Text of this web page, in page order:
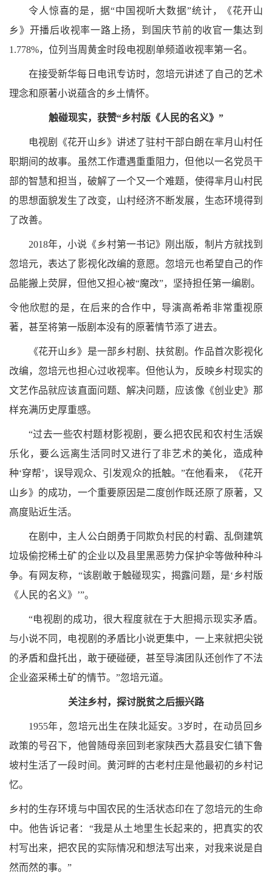
令人惊喜的是，据“中国视听大数据”统计，《花开山
乡》开播后收视率一路上扬，到国庆节前的收官一集达到
1.778%，位列当周黄金时段电视剧单频道收视率第一名。
在接受新华每日电讯专访时，忽培元讲述了自己的艺术
理念和原著小说蕴含的乡土情怀。
触碰现实，获赞“乡村版《人民的名义》”
电视剧《花开山乡》讲述了驻村干部白朗在芈月山村任
职期间的故事。虽然工作遭遇重重阻力，但他以一名党员干
部的智慧和担当，破解了一个又一个难题，使得芈月山村民
的思想面貌发生了改变，山村经济不断发展，生态环境得到
了改善。
2018年，小说《乡村第一书记》刚出版，制片方就找到
忽培元，表达了影视化改编的意愿。忽培元也希望自己的作
品能搬上荧屏，但他又担心被“魔改”，坚持担任第一编剧。
令他欣慰的是，在后来的合作中，导演高希希非常重视原
著，甚至将第一版剧本没有的原著情节添了进去。
《花开山乡》是一部乡村剧、扶贫剧。作品首次影视化
改编，忽培元也担心过收视率。但他认为，反映乡村现实的
文艺作品就应该直面问题、解决问题，应该像《创业史》那
样充满历史厚重感。
“过去一些农村题材影视剧，要么把农民和农村生活娱
乐化，要么远离生活同时又进行了非艺术的美化，造成种
种‘穿帮’，误导观众、引发观众的抵触。”在他看来，《花开
山乡》的成功，一个重要原因是二度创作既还原了原著，又
高度贴近生活。
在剧中，主人公白朗勇于同欺负村民的村霸、乱倒建筑
垃圾偷挖稀土矿的企业以及县里黑恶势力保护伞等做种种斗
争。有网友称， “该剧敢于触碰现实，揭露问题，是‘乡村版
《人民的名义》’”。
“电视剧的成功，很大程度就在于大胆揭示现实矛盾。
与小说不同，电视剧的矛盾比小说更集中，一上来就把尖锐
的矛盾和盘托出，敢于硬碰硬，甚至导演团队还创作了不法
企业盗采稀土矿的情节。”忽培元道。
关注乡村，探讨脱贫之后振兴路
1955年，忽培元出生在陕北延安。3岁时，在动员回乡
政策的号召下，他曾随母亲回到老家陕西大荔县安仁镇下鲁
坡村生活了一段时间。黄河畔的古老村庄是他最初的乡村记
忆。
乡村的生存环境与中国农民的生活状态印在了忽培元的生命
中。他告诉记者： “我是从土地里生长起来的，把真实的农
村写出来，把农民的实际情况和想法写出来，对我来说是自
然而然的事。”